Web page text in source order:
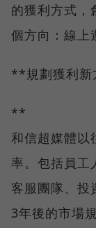
的獲利方式，
個方向：線上
**規劃獲利新
**
和信超媒體以
率。包括員工
客服團隊、投
3年後的市場